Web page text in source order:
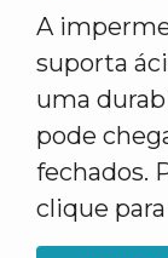
A
suporta
uma
pode
fechados.
clique